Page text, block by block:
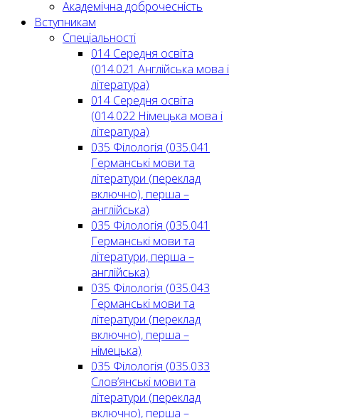
Академічна доброчесність
Вступникам
Спеціальності
014 Середня освіта
(014.021 Англійська мова і
література)
014 Середня освіта
(014.022 Німецька мова і
література)
035 Філологія (035.041
Германські мови та
літератури (переклад
включно), перша –
англійська)
035 Філологія (035.041
Германські мови та
літератури, перша –
англійська)
035 Філологія (035.043
Германські мови та
літератури (переклад
включно), перша –
німецька)
035 Філологія (035.033
Слов’янські мови та
літератури (переклад
включно), перша –